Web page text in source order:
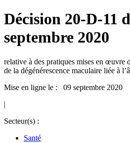
Décision 20-D-11
septembre 2020
relative à des pratiques mises en œuvre
de la dégénérescence maculaire liée à
Mise en ligne le : 09 septembre 2020
|
Secteur(s) :
Santé